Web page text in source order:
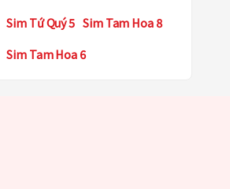
Sim Tứ Quý 5 Sim Tam Hoa 8
Sim Tam Hoa 6